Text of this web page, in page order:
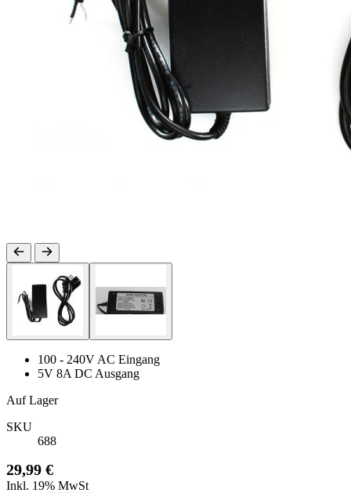
100 - 240V AC Eingang
5V 8A DC Ausgang
Auf Lager
SKU
688
29,99 €
Inkl. 19% MwSt